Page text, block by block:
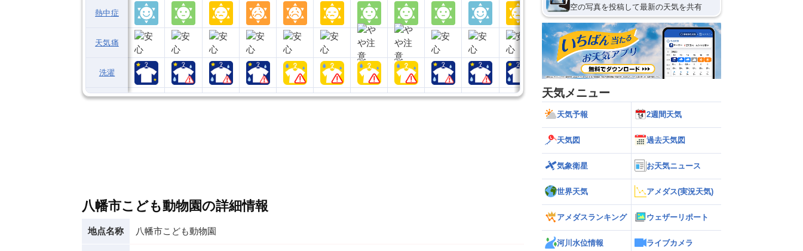
熱中症
天気痛
洗濯
八幡市こども動物園の詳細情報
地点名称 八幡市こども動物園
空の写真を投稿して最新の天気を共有
天気メニュー
天気予報 2週間天気
天気図 過去天気図
気象衛星 お天気ニュース
世界天気 アメダス(実況天気)
アメダスランキング ウェザーリポート
河川水位情報 ライブカメラ